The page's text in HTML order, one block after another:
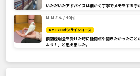
いただいたアドバイスは細かく丁寧でメモをする手
M.Mさん / 40代
RYT200オンラインコース
個別説明会を受けた時に疑問点や聞きたかったこと
よう！」と思えました。